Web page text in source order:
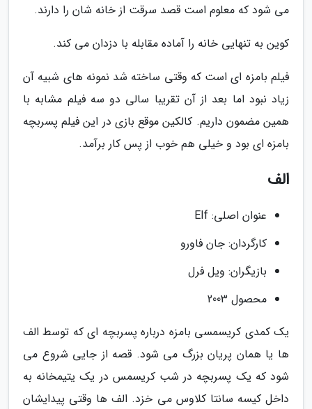
می شود که معلوم است قصد سرقت از خانه شان را دارند.
کوین به تنهایی خانه را آماده مقابله با دزدان می کند.
فیلم بامزه ای است که وقتی ساخته شد نمونه های شبیه آن
زیاد نبود اما بعد از آن تقریبا سالی دو سه فیلم مشابه با
همین مضمون داریم. کالکین موقع بازی در این فیلم پسربچه
بامزه ای بود و خیلی هم خوب از پس کار برآمد.
الف
عنوان اصلی: Elf
کارگردان: جان فاورو
بازیگران: ویل فرل
محصول 2003
یک کمدی کریسمسی بامزه درباره پسربچه ای که توسط الف
ها یا همان پریان بزرگ می شود. قصه از جایی شروع می
شود که یک پسربچه در شب کریسمس در یک یتیمخانه به
داخل کیسه سانتا کلاوس می خزد. الف ها وقتی پیدایشان